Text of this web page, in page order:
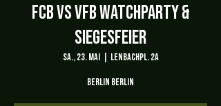
FCB VS VFB Watchparty &
Siegesfeier
Sa., 23. Mai
  |
Lenbachpl. 2A
Berlin Berlin